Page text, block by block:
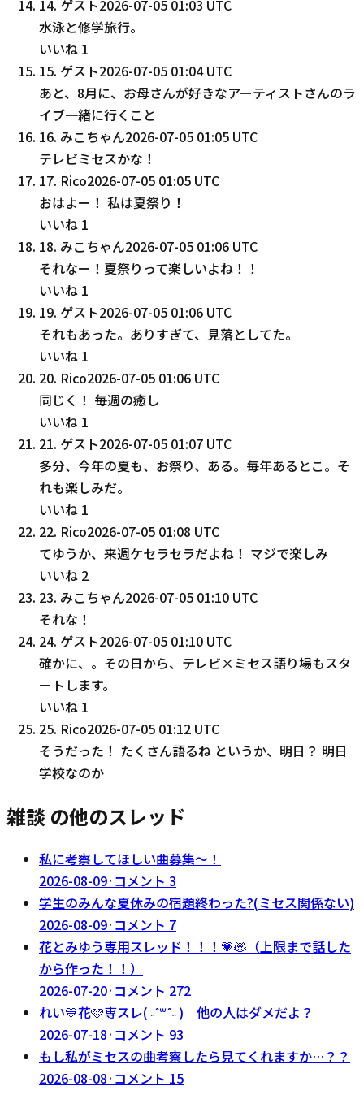
14. ゲスト2026-07-05 01:03 UTC
水泳と修学旅行。
いいね 1
15. ゲスト2026-07-05 01:04 UTC
あと、8月に、お母さんが好きなアーティストさんのラ
イブ一緒に行くこと
16. みこちゃん2026-07-05 01:05 UTC
テレビミセスかな！
17. Rico2026-07-05 01:05 UTC
おはよー！ 私は夏祭り！
いいね 1
18. みこちゃん2026-07-05 01:06 UTC
それなー！夏祭りって楽しいよね！！
いいね 1
19. ゲスト2026-07-05 01:06 UTC
それもあった。ありすぎて、見落としてた。
いいね 1
20. Rico2026-07-05 01:06 UTC
同じく！ 毎週の癒し
いいね 1
21. ゲスト2026-07-05 01:07 UTC
多分、今年の夏も、お祭り、ある。毎年あるとこ。そ
れも楽しみだ。
いいね 1
22. Rico2026-07-05 01:08 UTC
てゆうか、来週ケセラセラだよね！ マジで楽しみ
いいね 2
23. みこちゃん2026-07-05 01:10 UTC
それな！
24. ゲスト2026-07-05 01:10 UTC
確かに、。その日から、テレビ×ミセス語り場もスタ
ートします。
いいね 1
25. Rico2026-07-05 01:12 UTC
そうだった！ たくさん語るね というか、明日？ 明日
学校なのか
雑談 の他のスレッド
私に考察してほしい曲募集～！
2026-08-09· コメント 3
学生のみんな夏休みの宿題終わった?(ミセス関係ない)
2026-08-09· コメント 7
花とみゆう専用スレッド！！！💗😻（上限まで話した
から作った！！）
2026-07-20· コメント 272
れい💙花🩷専スレ( ˶ˆ꒳ˆ˵ ) 他の人はダメだよ？
2026-07-18· コメント 93
もし私がミセスの曲考察したら見てくれますか…？？
2026-08-08· コメント 15